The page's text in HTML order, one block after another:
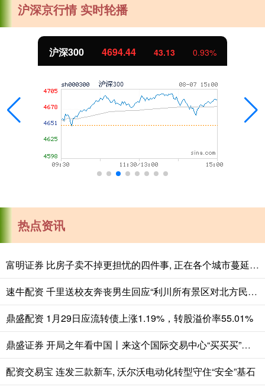
沪深京行情 实时轮播
沪深300 4694.44 43.13 0.93%
热点资讯
富明证券 比房子卖不掉更担忧的四件事, 正在各个城市蔓延, 老百姓要警惕
速牛配资 千里送校友奔丧男生回应“利川所有景区对北方民大师生免费”：感谢整座城市的温柔回应
鼎盛配资 1月29日应流转债上涨1.19%，转股溢价率55.01%
鼎盛证券 开局之年看中国丨来这个国际交易中心“买买买”，真香！
配资交易宝 连发三款新车, 沃尔沃电动化转型守住“安全”基石